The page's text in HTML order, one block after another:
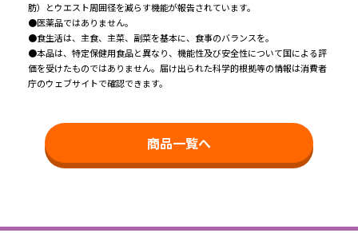
肪）とウエスト周囲径を減らす機能が報告されています。
●医薬品ではありません。
●食生活は、主食、主菜、副菜を基本に、食事のバランスを。
●本品は、特定保健用食品と異なり、機能性及び安全性について国による評
価を受けたものではありません。届け出られた科学的根拠等の情報は消費者
庁のウェブサイトで確認できます。
商品一覧へ